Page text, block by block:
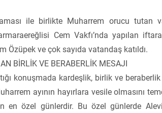
ile birlikte Muharrem orucu tutan
Cem Vakfı’nda yapılan
Özüpek ve çok sayıda vatandaş katıldı.
BİRLİK VE BERABERLİK MESAJI
konuşmada kardeşlik, birlik ve
ayının hayırlara vesile olmasını
en özel günlerdir. Bu özel günlerde